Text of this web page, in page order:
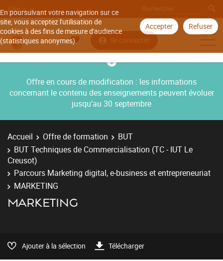
En poursuivant votre navigation sur ce
site, vous acceptez l'utilisation de
cookies à des fins de mesure d'audience
(statistiques anonymes).
Accepter Refuser
Aller à
Se connecter
Offre en cours de modification : les informations
concernant le contenu des enseignements peuvent évoluer
jusqu’au 30 septembre
Accueil Offre de formation
BUT
BUT Techniques de Commercialisation (TC - IUT Le
Creusot)
Parcours Marketing digital, e-business et entrepreneuriat
MARKETING
MARKETING
Ajouter à la sélection Télécharger